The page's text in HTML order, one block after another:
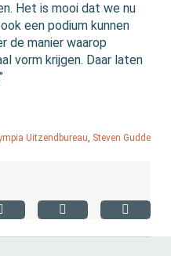
Het is mooi dat we nu
een podium kunnen
de manier waarop
vorm krijgen. Daar laten
Uitzendbureau, Steven Gudde